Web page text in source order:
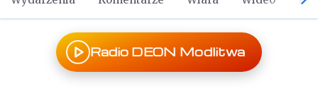
Radio DEON Modlitwa